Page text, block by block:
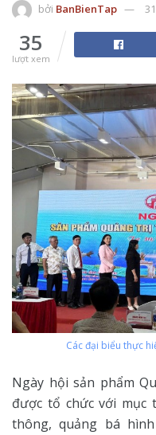
bởi BanBienTap
35
lượt xem
Các đại biểu thực
Ngày hội sản phẩm
được tổ chức với mục
thông, quảng bá